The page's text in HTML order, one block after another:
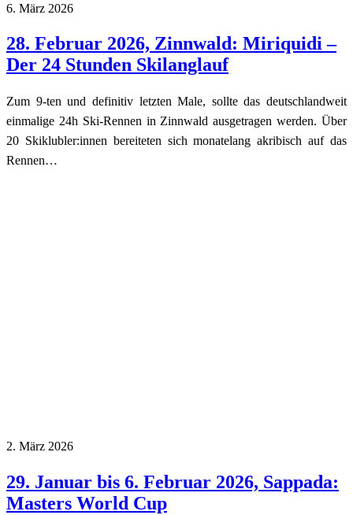
6. März 2026
28. Februar 2026, Zinnwald: Miriquidi –
Der 24 Stunden Skilanglauf
Zum 9-ten und definitiv letzten Male, sollte das deutschlandweit
einmalige 24h Ski-Rennen in Zinnwald ausgetragen werden. Über
20 Skiklubler:innen bereiteten sich monatelang akribisch auf das
Rennen…
2. März 2026
29. Januar bis 6. Februar 2026, Sappada:
Masters World Cup